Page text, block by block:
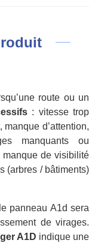
route ou un
: vitesse trop
d’attention,
manquants ou
manque de visibilité
(arbres / bâtiments)
panneau A1d sera
de virages.
A1D indique une